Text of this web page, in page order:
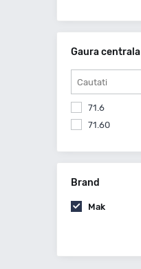
Gaura centrala
71.6
71.60
Brand
Mak